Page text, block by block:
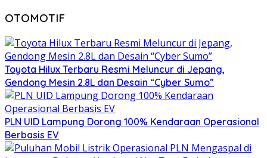
OTOMOTIF
Toyota Hilux Terbaru Resmi Meluncur di Jepang,
Gendong Mesin 2.8L dan Desain “Cyber Sumo”
PLN UID Lampung Dorong 100% Kendaraan Operasional
Berbasis EV